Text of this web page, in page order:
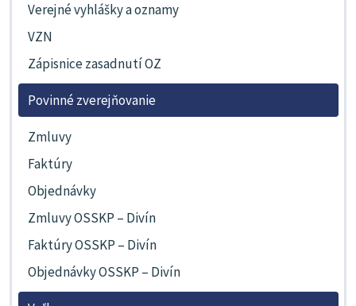
Verejné vyhlášky a oznamy
VZN
Zápisnice zasadnutí OZ
Povinné zverejňovanie
Zmluvy
Faktúry
Objednávky
Zmluvy OSSKP – Divín
Faktúry OSSKP – Divín
Objednávky OSSKP – Divín